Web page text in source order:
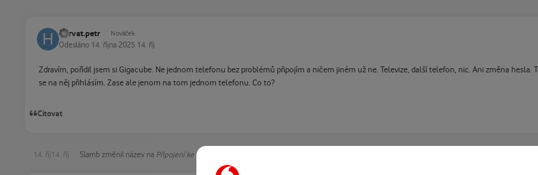
horvat.petr Nováček
Odesláno 14. října 2025 14. říj
Zdravím, pořídil jsem si Gigacube. Ne jednom telefonu bez problémů připojím a ničem jiném už ne. Televize, další telefon, nic. Ani změna
se na něj přihlásím. Zase ale jenom na tom jednom telefonu. Co to?
Citovat
14. říj 14. říj Slamb změnil název na Připojení ke GigaCube